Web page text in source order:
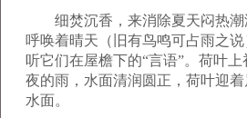
细焚沉香，来消除夏天闷热潮
呼唤着晴天（旧有鸟鸣可占雨之
听它们在屋檐下的“言语”。荷叶
夜的雨，水面清润圆正，荷叶迎
水面。